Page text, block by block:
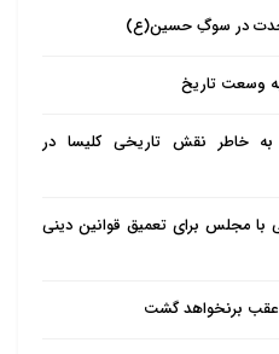
وحدت در سوگِ حسین(ع)
وسعت تاریخ
به خاطر نقش تاریخی کلیسا در
با مجلس برای تعمیق قوانین دینی
عقب برنخواهد گشت